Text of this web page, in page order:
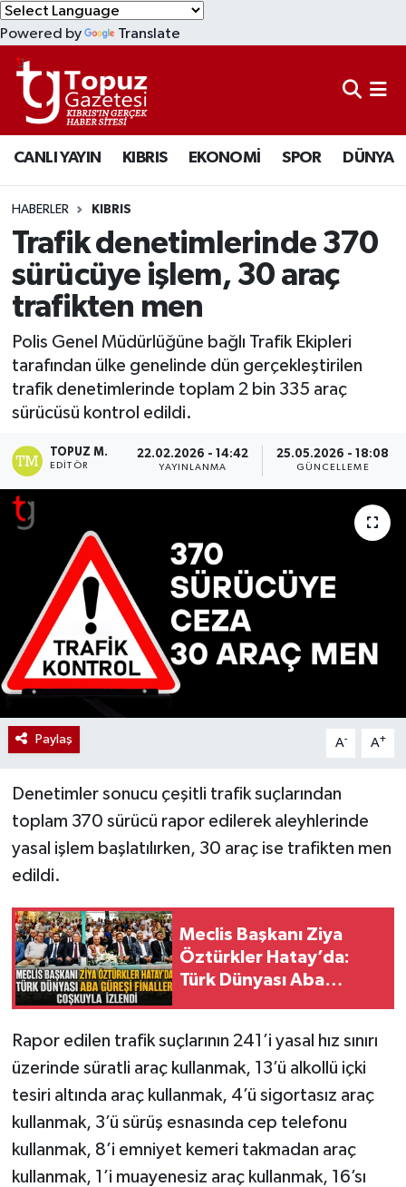
Powered by Translate
CANLI YAYIN KIBRIS EKONOMİ SPOR DÜNYA
HABERLER KIBRIS
Trafik denetimlerinde 370
sürücüye işlem, 30 araç
trafikten men
Polis Genel Müdürlüğüne bağlı Trafik Ekipleri
tarafından ülke genelinde dün gerçekleştirilen
trafik denetimlerinde toplam 2 bin 335 araç
sürücüsü kontrol edildi.
TOPUZ M.
EDITÖR
22.02.2026 - 14:42
YAYINLANMA
25.05.2026 - 18:08
GÜNCELLEME
Paylaş A- A+
Denetimler sonucu çeşitli trafik suçlarından
toplam 370 sürücü rapor edilerek aleyhlerinde
yasal işlem başlatılırken, 30 araç ise trafikten men
edildi.
Meclis Başkanı Ziya
Öztürkler Hatay’da:
Türk Dünyası Aba
Rapor edilen trafik suçlarının 241’i yasal hız sınırı
üzerinde süratli araç kullanmak, 13’ü alkollü içki
tesiri altında araç kullanmak, 4’ü sigortasız araç
kullanmak, 3’ü sürüş esnasında cep telefonu
kullanmak, 8’i emniyet kemeri takmadan araç
kullanmak, 1’i muayenesiz araç kullanmak, 16’sı
KIBRIS
DÜNYA
EKONOMİ
MAGAZİN
SAĞLIK
SPOR
TEKNOLOJİ
TÜRKİYE
Lefkoşa Nöbetçi Eczaneler
Lefkoşa Hava Durumu
Lefkoşa Trafik Yoğunluk Haritası
Süper Lig Puan Durumu ve Fikstür
Tüm Manşetler
Son Dakika Haberleri
Haber Arşivi